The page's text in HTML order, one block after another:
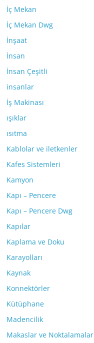
İç Mekan
İç Mekan Dwg
İnşaat
İnsan
İnsan Çeşitli
insanlar
İş Makinası
ışıklar
ısıtma
Kablolar ve iletkenler
Kafes Sistemleri
Kamyon
Kapı – Pencere
Kapı – Pencere Dwg
Kapılar
Kaplama ve Doku
Karayolları
Kaynak
Konnektörler
Kütüphane
Madencilik
Makaslar ve Noktalamalar